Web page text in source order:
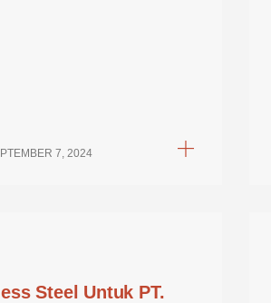
7, 2024
Steel Untuk PT.